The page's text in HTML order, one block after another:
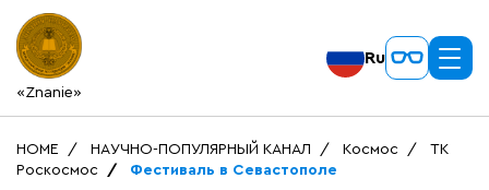
«Znanie»
Ru
HOME НАУЧНО-ПОПУЛЯРНЫЙ КАНАЛ Космос
ТК
Роскосмос
Фестиваль в Севастополе